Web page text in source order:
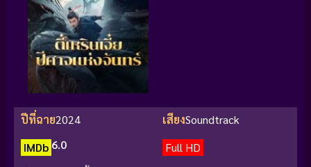
ปีที่ฉาย2024 เสียงSoundtrack
IMDb 6.0
Full HD